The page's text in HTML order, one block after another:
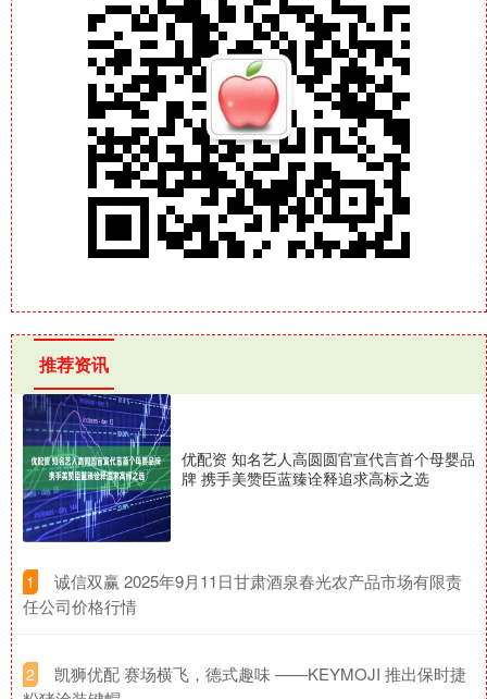
推荐资讯
优配资 知名艺人高圆圆官宣代言首个母婴品
牌 携手美赞臣蓝臻诠释追求高标之选
1
​诚信双赢 2025年9月11日甘肃酒泉春光农产品市场有限责
任公司价格行情
2
​凯狮优配 赛场横飞，德式趣味 ——KEYMOJI 推出保时捷